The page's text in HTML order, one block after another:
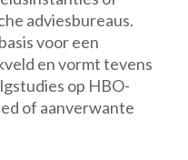
adviesbureaus.
voor een
en vormt tevens
op HBO-
of aanverwante